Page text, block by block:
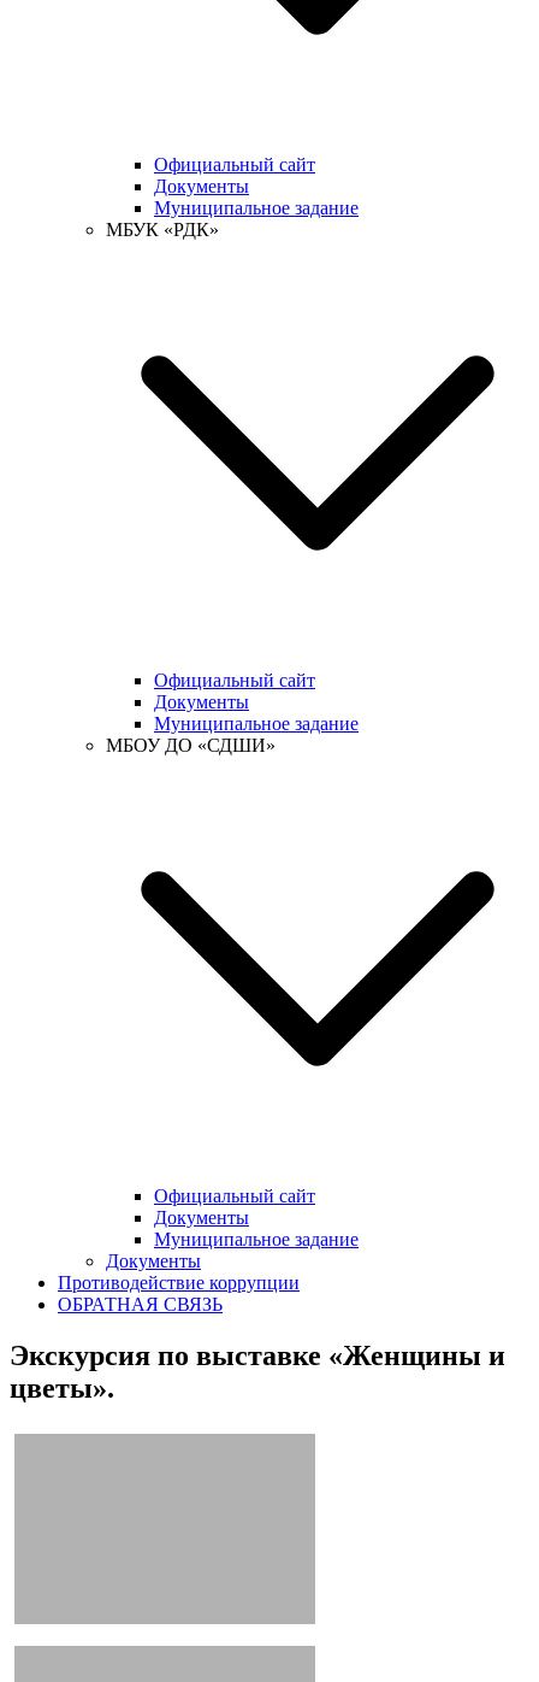
Официальный сайт
Документы
Муниципальное задание
МБУК «РДК»
Официальный сайт
Документы
Муниципальное задание
МБОУ ДО «СДШИ»
Официальный сайт
Документы
Муниципальное задание
Документы
Противодействие коррупции
ОБРАТНАЯ СВЯЗЬ
Экскурсия по выставке «Женщины и
цветы».